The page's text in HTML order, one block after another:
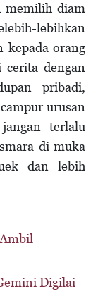
memilih diam
lebihkan
kepada orang
cerita dengan
pribadi,
urusan
terlalu
di muka
dan lebih
Digilai